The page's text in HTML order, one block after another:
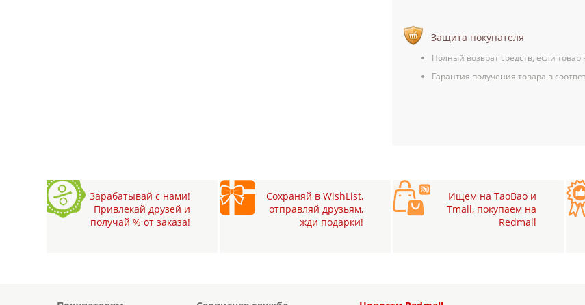
Защита покупателя
Полный возврат средств, если
Гарантия получения товара в
Зарабатывай с нами!
Привлекай друзей и
получай % от заказа!
Сохраняй в WishList,
отправляй друзьям,
жди подарки!
Ищем на TaoBao и
Tmall, покупаем на
Redmall